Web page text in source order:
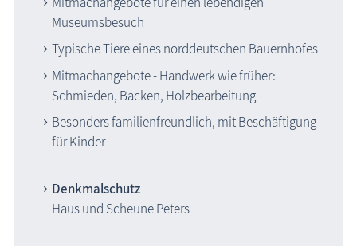
Museumsbesuch
Typische Tiere eines norddeutschen Bauernhofes
Mitmachangebote - Handwerk wie früher:
Schmieden, Backen, Holzbearbeitung
Besonders familienfreundlich, mit Beschäftigung
für Kinder
Denkmalschutz
Haus und Scheune Peters